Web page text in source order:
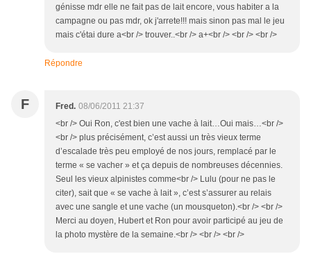
génisse mdr elle ne fait pas de lait encore, vous habiter a la
campagne ou pas mdr, ok j'arrete!!! mais sinon pas mal le jeu
mais c'étai dure a<br /> trouver..<br /> a+<br /> <br /> <br />
Répondre
F Fred. 08/06/2011 21:37
<br /> Oui Ron, c'est bien une vache à lait…Oui mais…<br />
<br /> plus précisément, c’est aussi un très vieux terme
d’escalade très peu employé de nos jours, remplacé par le
terme « se vacher » et ça depuis de nombreuses décennies.
Seul les vieux alpinistes comme<br /> Lulu (pour ne pas le
citer), sait que « se vache à lait », c’est s’assurer au relais
avec une sangle et une vache (un mousqueton).<br /> <br />
Merci au doyen, Hubert et Ron pour avoir participé au jeu de
la photo mystère de la semaine.<br /> <br /> <br />